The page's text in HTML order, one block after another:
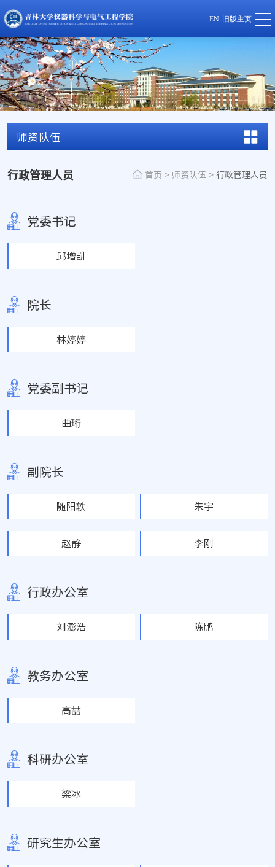
EN 旧版主页
师资队伍
行政管理人员 首页 > 师资队伍 > 行政管理人员
党委书记
邱增凯
院长
林婷婷
党委副书记
曲珩
副院长
随阳轶 朱宇
赵静 李刚
行政办公室
刘澎浩 陈鹏
教务办公室
高喆
科研办公室
梁冰
研究生办公室